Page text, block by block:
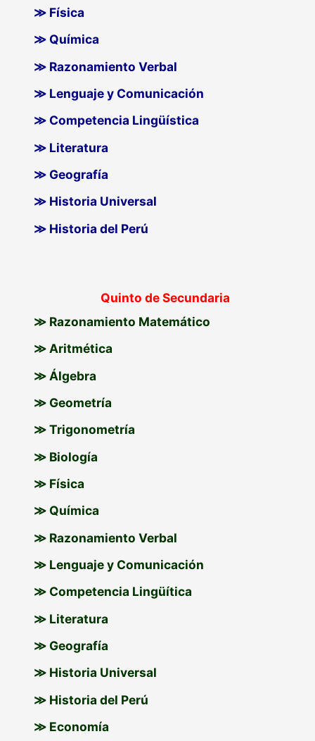
≫ Física
≫ Química
≫ Razonamiento Verbal
≫ Lenguaje y Comunicación
≫ Competencia Lingüística
≫ Literatura
≫ Geografía
≫ Historia Universal
≫ Historia del Perú
Quinto de Secundaria
≫ Razonamiento Matemático
≫ Aritmética
≫ Álgebra
≫ Geometría
≫ Trigonometría
≫ Biología
≫ Física
≫ Química
≫ Razonamiento Verbal
≫ Lenguaje y Comunicación
≫ Competencia Lingüítica
≫ Literatura
≫ Geografía
≫ Historia Universal
≫ Historia del Perú
≫ Economía